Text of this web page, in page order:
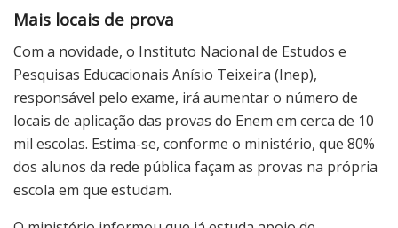
Mais locais de prova
Com a novidade, o Instituto Nacional de Estudos e
Pesquisas Educacionais Anísio Teixeira (Inep),
responsável pelo exame, irá aumentar o número de
locais de aplicação das provas do Enem em cerca de 10
mil escolas. Estima-se, conforme o ministério, que 80%
dos alunos da rede pública façam as provas na própria
escola em que estudam.